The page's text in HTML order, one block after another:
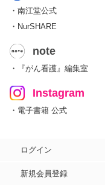
・南江堂公式
・NurSHARE
note
・『がん看護』編集室
Instagram
・電子書籍 公式
ログイン
新規会員登録